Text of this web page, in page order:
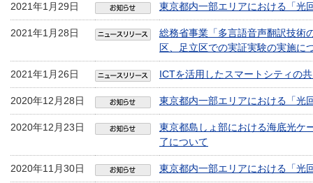
2021年1月29日 東京都内一部エリアにおける「光
2021年1月28日
総務省事業「多言語音声翻訳技術
区、足立区での実証実験の実施に
2021年1月26日 ICTを活用したスマートシティの
2020年12月28日 東京都内一部エリアにおける「光
2020年12月23日
東京都島しょ部における海底光ケ
了について
2020年11月30日 東京都内一部エリアにおける「光